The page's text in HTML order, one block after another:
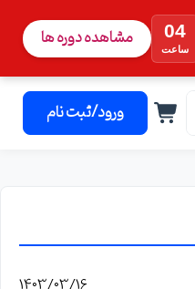
04
ساعت مشاهده دوره ها
ورود/ثبت نام
1403/03/16